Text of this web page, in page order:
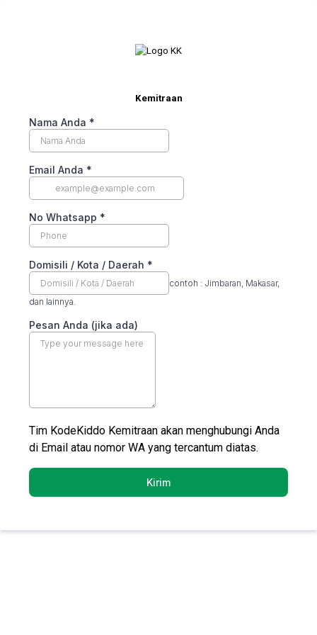
Kemitraan
Nama Anda *
Email Anda *
No Whatsapp *
Domisili / Kota / Daerah *
contoh : Jimbaran, Makasar,
dan lainnya.
Pesan Anda (jika ada)
Tim KodeKiddo Kemitraan akan menghubungi Anda
di Email atau nomor WA yang tercantum diatas.
Kirim